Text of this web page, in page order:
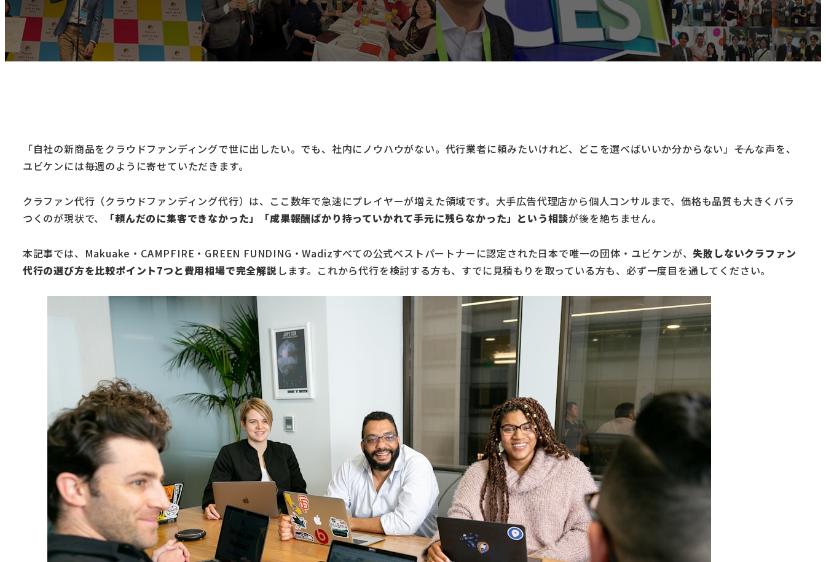
「自社の新商品をクラウドファンディングで世に出したい。でも、社内にノウハウがない。代行業者に頼みたいけれど、どこを選べばいいか分からない」――そんな声を、
ユビケンには毎週のように寄せていただきます。
クラファン代行（クラウドファンディング代行）は、ここ数年で急速にプレイヤーが増えた領域です。大手広告代理店から個人コンサルまで、価格も品質も大きくバラ
つくのが現状で、
「頼んだのに集客できなかった」「成果報酬ばかり持っていかれて手元に残らなかった」という相談が後を絶ちません。
本記事では、Makuake・CAMPFIRE・GREEN FUNDING・Wadizすべての公式ベストパートナーに認定された日本で唯一の団体・ユビケンが、 失敗しないクラファン
代行の選び方を比較ポイント7つと費用相場で完全解説 します。これから代行を検討する方も、すでに見積もりを取っている方も、必ず一度目を通してください。